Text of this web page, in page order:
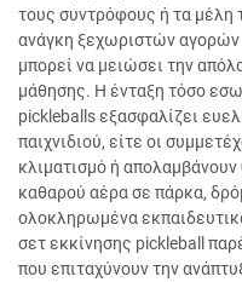
τους συντρόφους ή τα μέλη
ανάγκη ξεχωριστών αγορών
μπορεί να μειώσει την
μάθησης. Η ένταξη τόσο
pickleballs εξασφαλίζει
παιχνιδιού, είτε οι
κλιματισμό ή
καθαρού αέρα σε πάρκα,
ολοκληρωμένα
σετ εκκίνησης pickleball
που επιταχύνουν την